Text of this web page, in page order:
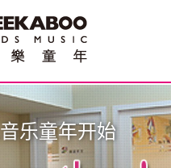
音乐童年开始